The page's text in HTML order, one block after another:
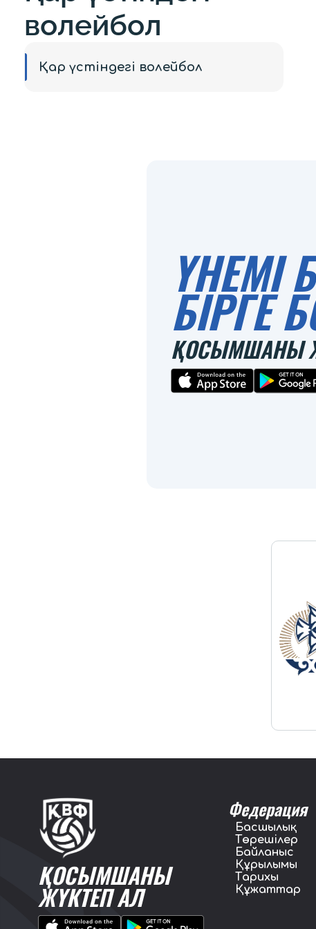
волейбол
Қар үстіндегі волейбол
ҮНЕМІ
БІРГЕ
ҚОСЫМШАНЫ
ҚОСЫМШАНЫ
ЖҮКТЕП АЛ
Федерация
Басшылық
Төрешілер
Байланыс
Құрылымы
Тарихы
Құжаттар